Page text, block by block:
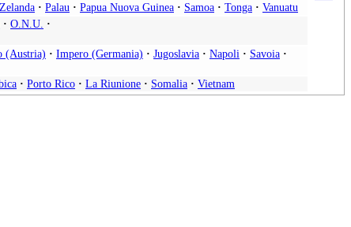
· Palau · Papua Nuova Guinea · Samoa · Tonga · Vanuatu
· O.N.U. ·
(Austria) · Impero (Germania) · Jugoslavia · Napoli · Savoia ·
· Porto Rico · La Riunione · Somalia · Vietnam